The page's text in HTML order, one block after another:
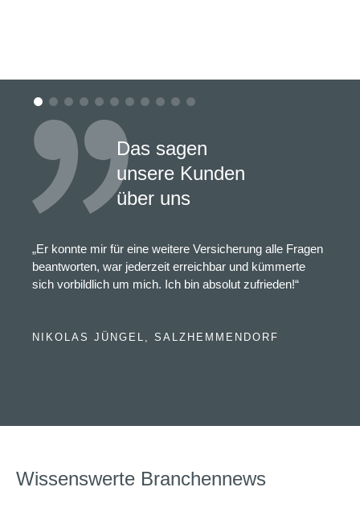
Das sagen
unsere Kunden
über uns
„Er konnte mir für eine weitere Versicherung alle Fragen
beantworten, war jederzeit erreichbar und kümmerte
sich vorbildlich um mich. Ich bin absolut zufrieden!“
NIKOLAS JÜNGEL, SALZHEMMENDORF
Wissenswerte Branchennews